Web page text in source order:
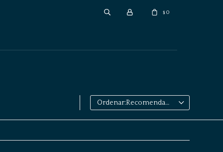
$ 0
Recomendados